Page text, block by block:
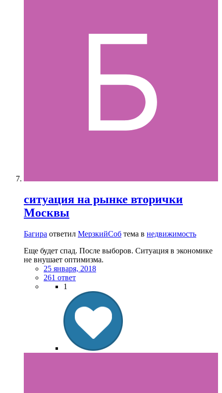
ситуация на рынке вторички
Москвы
Багира ответил МерзкийСоб тема в недвижимость
Еще будет спад. После выборов. Ситуация в экономике
не внушает оптимизма.
25 января, 2018
261 ответ
1